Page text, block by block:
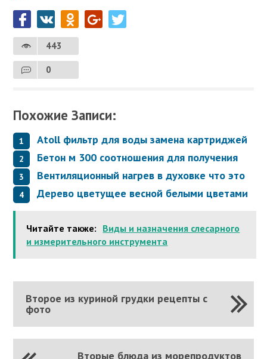
443
0
Похожие Записи:
Atoll фильтр для воды замена картриджей
Бетон м 300 соотношения для получения
Вентиляционный нагрев в духовке что это
Дерево цветущее весной белыми цветами
Читайте также: Виды и назначения слесарного
и измерительного инструмента
Второе из куриной грудки рецепты с
фото
Вторые блюда из морепродуктов